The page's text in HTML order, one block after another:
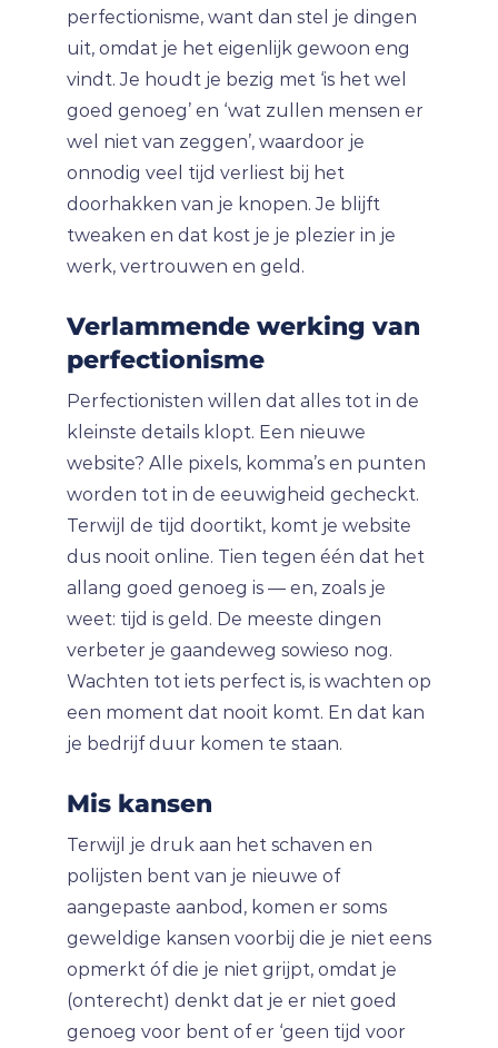
perfectionisme, want dan stel je dingen
uit, omdat je het eigenlijk gewoon eng
vindt. Je houdt je bezig met ‘is het wel
goed genoeg’ en ‘wat zullen mensen er
wel niet van zeggen’, waardoor je
onnodig veel tijd verliest bij het
doorhakken van je knopen. Je blijft
tweaken en dat kost je je plezier in je
werk, vertrouwen en geld.
Verlammende werking van
perfectionisme
Perfectionisten willen dat alles tot in de
kleinste details klopt. Een nieuwe
website? Alle pixels, komma’s en punten
worden tot in de eeuwigheid gecheckt.
Terwijl de tijd doortikt, komt je website
dus nooit online. Tien tegen één dat het
allang goed genoeg is — en, zoals je
weet: tijd is geld. De meeste dingen
verbeter je gaandeweg sowieso nog.
Wachten tot iets perfect is, is wachten op
een moment dat nooit komt. En dat kan
je bedrijf duur komen te staan.
Mis kansen
Terwijl je druk aan het schaven en
polijsten bent van je nieuwe of
aangepaste aanbod, komen er soms
geweldige kansen voorbij die je niet eens
opmerkt óf die je niet grijpt, omdat je
(onterecht) denkt dat je er niet goed
genoeg voor bent of er ‘geen tijd voor